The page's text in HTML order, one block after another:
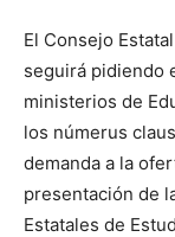
El Consejo
seguirá pidiendo
ministerios de
los númerus
demanda a la
presentación de
Estatales de